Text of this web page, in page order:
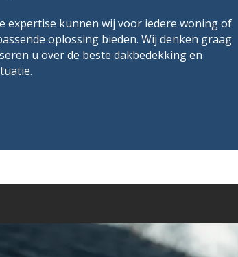
expertise kunnen wij voor iedere woning of
oplossing bieden. Wij denken graag
u over de beste dakbedekking en